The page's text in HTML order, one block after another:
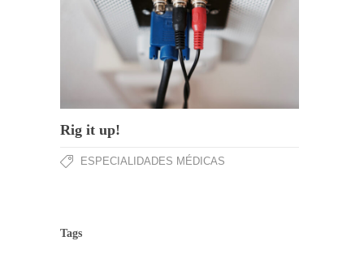
Rig it up!
ESPECIALIDADES MÉDICAS
Tags